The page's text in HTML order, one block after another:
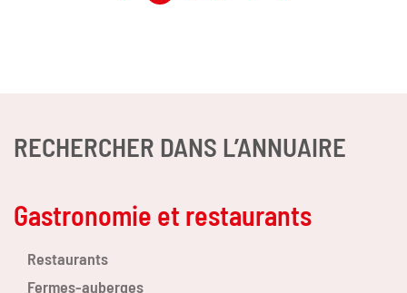
RECHERCHER DANS L’ANNUAIRE
Gastronomie et restaurants
Restaurants
Fermes-auberges